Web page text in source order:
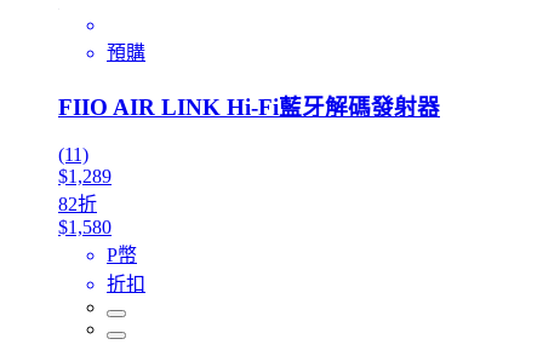
預購
FIIO AIR LINK Hi-Fi藍牙解碼發射器
(11)
$1,289
82折
$1,580
P幣
折扣